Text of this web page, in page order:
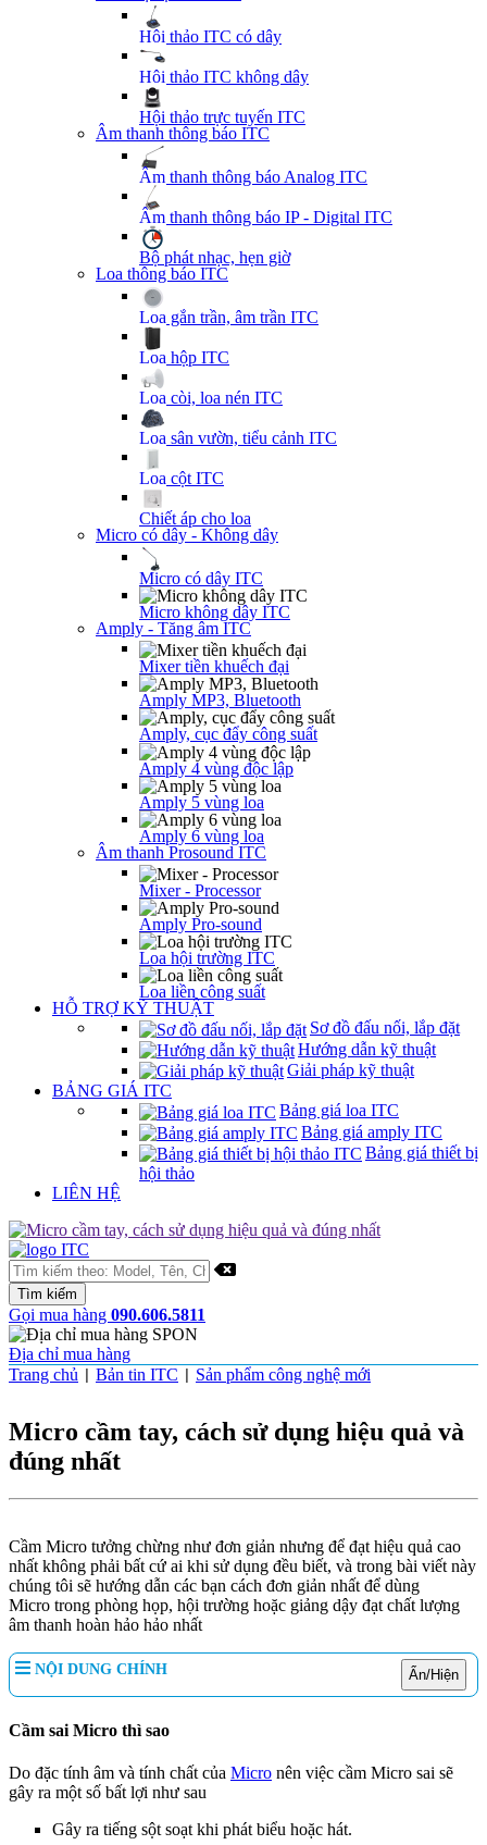
Hội thảo ITC có dây
Hội thảo ITC không dây
Hội thảo trực tuyến ITC
Âm thanh thông báo ITC
Âm thanh thông báo Analog ITC
Âm thanh thông báo IP - Digital ITC
Bộ phát nhạc, hẹn giờ
Loa thông báo ITC
Loa gắn trần, âm trần ITC
Loa hộp ITC
Loa còi, loa nén ITC
Loa sân vườn, tiểu cảnh ITC
Loa cột ITC
Chiết áp cho loa
Micro có dây - Không dây
Micro có dây ITC
Micro không dây ITC
Amply - Tăng âm ITC
Mixer tiền khuếch đại
Amply MP3, Bluetooth
Amply, cục đẩy công suất
Amply 4 vùng độc lập
Amply 5 vùng loa
Amply 6 vùng loa
Âm thanh Prosound ITC
Mixer - Processor
Amply Pro-sound
Loa hội trường ITC
Loa liền công suất
HỖ TRỢ KỸ THUẬT
Sơ đồ đấu nối, lắp đặt
Hướng dẫn kỹ thuật
Giải pháp kỹ thuật
BẢNG GIÁ ITC
Bảng giá loa ITC
Bảng giá amply ITC
Bảng giá thiết bị
hội thảo
LIÊN HỆ
Gọi mua hàng 090.606.5811
Địa chỉ mua hàng
Trang chủ
Bản tin ITC Sản phẩm công nghệ mới
Micro cầm tay, cách sử dụng hiệu quả và
đúng nhất
Cầm Micro tưởng chừng như đơn giản nhưng để đạt hiệu quả cao
nhất không phải bất cứ ai khi sử dụng đều biết, và trong bài viết này
chúng tôi sẽ hướng dẫn các bạn cách đơn giản nhất để dùng
Micro trong phòng họp, hội trường hoặc giảng dậy đạt chất lượng
âm thanh hoàn hảo hảo nhất
NỘI DUNG CHÍNH Ẩn/Hiện
Cầm sai Micro thì sao
Do đặc tính âm và tính chất của Micro nên việc cầm Micro sai sẽ
gây ra một số bất lợi như sau
Gây ra tiếng sột soạt khi phát biểu hoặc hát.